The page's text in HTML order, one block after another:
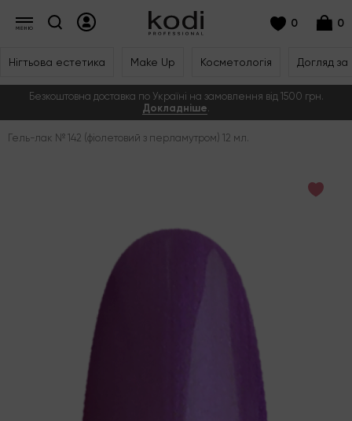
0 0
Нігтьова естетика Make Up Косметологія Догляд
Безкоштовна доставка по Україні на замовлення від 1500 грн.
Докладніше.
Гель-лак № 142 (фіолетовий з перламутром) 12 мл.